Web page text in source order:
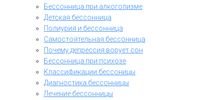
Бессонница при алкоголизме
Детская бессонница
Полиурия и бессонница
Самостоятельная бессонница
Почему депрессия ворует сон
Бессонница при психозе
Классификации бессоницы
Диагностика бессонницы
Лечение бессонницы